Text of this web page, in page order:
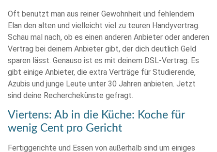
Oft benutzt man aus reiner Gewohnheit und fehlendem
Elan den alten und vielleicht viel zu teuren Handyvertrag.
Schau mal nach, ob es einen anderen Anbieter oder anderen
Vertrag bei deinem Anbieter gibt, der dich deutlich Geld
sparen lässt. Genauso ist es mit deinem DSL-Vertrag. Es
gibt einige Anbieter, die extra Verträge für Studierende,
Azubis und junge Leute unter 30 Jahren anbieten. Jetzt
sind deine Recherchekünste gefragt.
Viertens: Ab in die Küche: Koche für
wenig Cent pro Gericht
Fertiggerichte und Essen von außerhalb sind um einiges